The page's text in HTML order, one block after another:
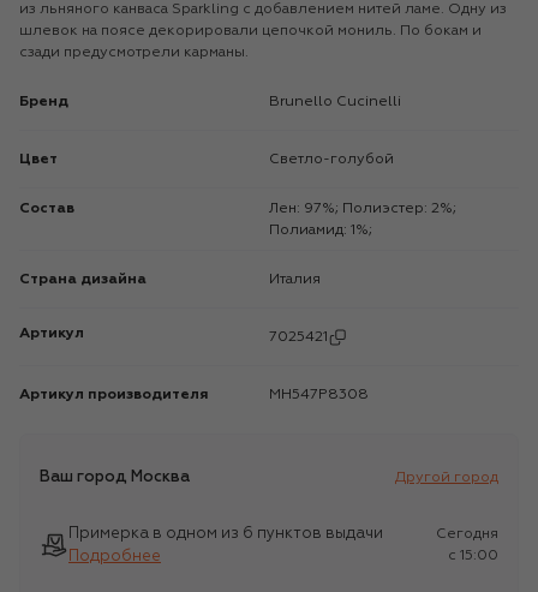
из льняного канваса Sparkling с добавлением нитей ламе. Одну из
шлевок на поясе декорировали цепочкой мониль. По бокам и
сзади предусмотрели карманы.
Бренд Brunello Cucinelli
Цвет Светло-голубой
Состав
Лен: 97%; Полиэстер: 2%;
Полиамид: 1%;
Страна дизайна Италия
Артикул 7025421
Артикул производителя MH547P8308
Ваш город Москва Другой город
Примерка в одном из 6 пунктов выдачи
Подробнее
Сегодня
c 15:00